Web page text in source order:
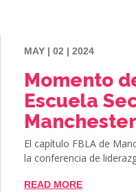
MAY | 02 | 2024
Momento
Escuela
El capítulo FBLA de
la conferencia de
READ MORE